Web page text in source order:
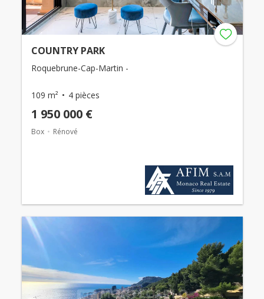
COUNTRY PARK
Roquebrune-Cap-Martin -
109 m² 4 pièces
1 950 000 €
Box Rénové